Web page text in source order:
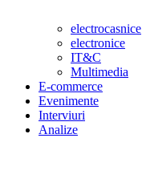
electrocasnice
electronice
IT&C
Multimedia
E-commerce
Evenimente
Interviuri
Analize